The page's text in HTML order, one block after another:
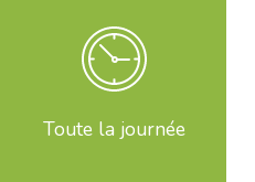
Toute la journée